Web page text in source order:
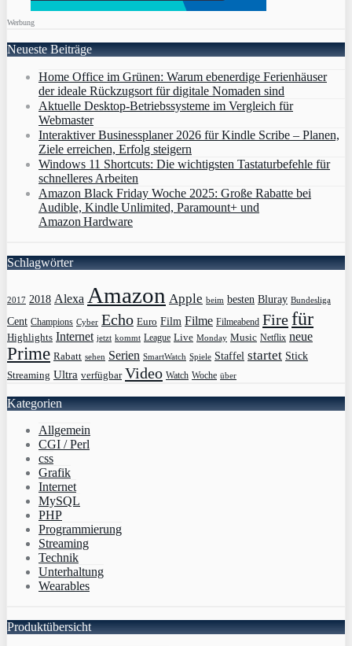
Werbung
Neueste Beiträge
Home Office im Grünen: Warum ebenerdige Ferienhäuser
der ideale Rückzugsort für digitale Nomaden sind
Aktuelle Desktop-Betriebssysteme im Vergleich für
Webmaster
Interaktiver Businessplaner 2026 für Kindle Scribe – Planen,
Ziele erreichen, Erfolg steigern
Windows 11 Shortcuts: Die wichtigsten Tastaturbefehle für
schnelleres Arbeiten
Amazon Black Friday Woche 2025: Große Rabatte bei
Audible, Kindle Unlimited, Paramount+ und
Amazon Hardware
Schlagwörter
2017 2018 Alexa Amazon Apple beim besten Bluray Bundesliga
Cent Champions Cyber Echo Euro Film Filme Filmeabend Firefür
Highlights Internet jetzt kommt League Live Monday Music Netflix neue
Prime Rabatt sehen Serien SmartWatch Spiele Staffel startet Stick
Streaming Ultra verfügbar Video Watch Woche über
Kategorien
Allgemein
CGI / Perl
css
Grafik
Internet
MySQL
PHP
Programmierung
Streaming
Technik
Unterhaltung
Wearables
Produktübersicht